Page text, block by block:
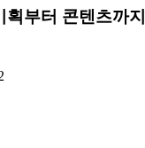
획부터 콘텐츠까